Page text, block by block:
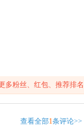
多粉丝、红包、推荐排名
查看全部1条评论>>